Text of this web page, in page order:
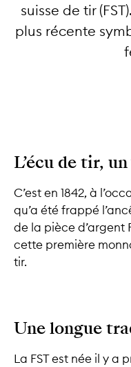
suisse de tir
plus récente
L’écu de tir,
C’est en 1842, à
qu’a été frappé
de la pièce d’argent
cette première
tir.
Une longue
La FST est née il y a